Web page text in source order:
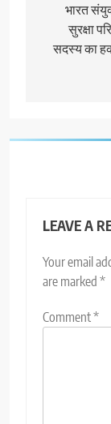
भारत
सुरक्षा
सदस्य का
LEAVE A
Your email
are marked *
Comment*